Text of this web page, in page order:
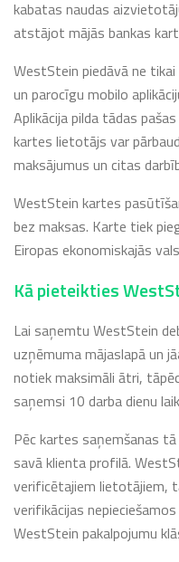
kabatas naudas
atstājot mājās bankas
WestStein piedāvā ne
un parocīgu mobilo
Aplikācija pilda tādas
kartes lietotājs var
maksājumus un citas
WestStein kartes
bez maksas. Karte tiek
Eiropas ekonomiskajās
Kā pieteikties
Lai saņemtu WestStein
uzņēmuma mājaslapā un
notiek maksimāli ātri,
saņemsi 10 darba dienu
Pēc kartes saņemšanas
savā klienta profilā.
verificētajiem lietotājiem,
verifikācijas
WestStein pakalpojumu